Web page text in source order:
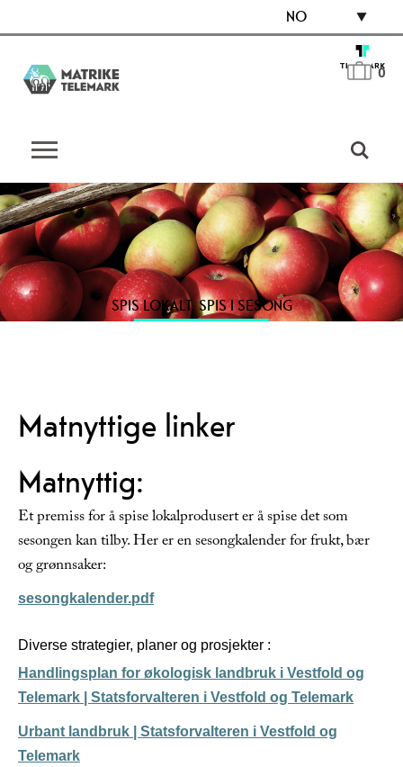
NO
0
SPIS LOKALT, SPIS I SESONG
Matnyttige linker
Matnyttig:
Et premiss for å spise lokalprodusert er å spise det som
sesongen kan tilby. Her er en sesongkalender for frukt, bær
og grønnsaker:
sesongkalender.pdf
Diverse strategier, planer og prosjekter :
Handlingsplan for økologisk landbruk i Vestfold og
Telemark | Statsforvalteren i Vestfold og Telemark
Urbant landbruk | Statsforvalteren i Vestfold og
Telemark